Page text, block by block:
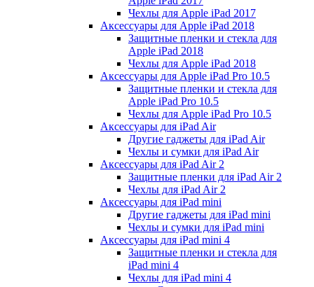
Чехлы для Apple iPad 2017
Аксессуары для Apple iPad 2018
Защитные пленки и стекла для
Apple iPad 2018
Чехлы для Apple iPad 2018
Аксессуары для Apple iPad Pro 10.5
Защитные пленки и стекла для
Apple iPad Pro 10.5
Чехлы для Apple iPad Pro 10.5
Аксессуары для iPad Air
Другие гаджеты для iPad Air
Чехлы и сумки для iPad Air
Аксессуары для iPad Air 2
Защитные пленки для iPad Air 2
Чехлы для iPad Air 2
Аксессуары для iPad mini
Другие гаджеты для iPad mini
Чехлы и сумки для iPad mini
Аксессуары для iPad mini 4
Защитные пленки и стекла для
iPad mini 4
Чехлы для iPad mini 4